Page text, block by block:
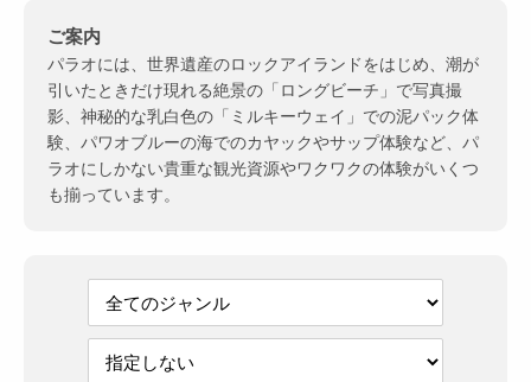
ご案内
パラオには、世界遺産のロックアイランドをはじめ、潮が
引いたときだけ現れる絶景の「ロングビーチ」で写真撮
影、神秘的な乳白色の「ミルキーウェイ」での泥パック体
験、パワオブルーの海でのカヤックやサップ体験など、パ
ラオにしかない貴重な観光資源やワクワクの体験がいくつ
も揃っています。